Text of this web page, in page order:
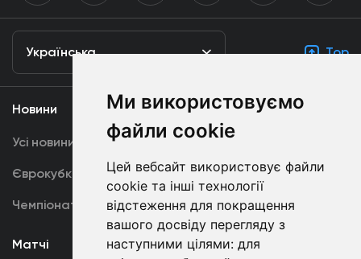
Ми використовуємо
файли cookie
Цей вебсайт використовує файли
cookie та інші технології
відстеження для покращення
вашого досвіду перегляду з
наступними цілями: для
Українська Top
Новини
Усі новини
Єврокубки
Чемпіонат України
Медіа
Динамо TV
Фотогалерея
Акредитація
Матчі Команда